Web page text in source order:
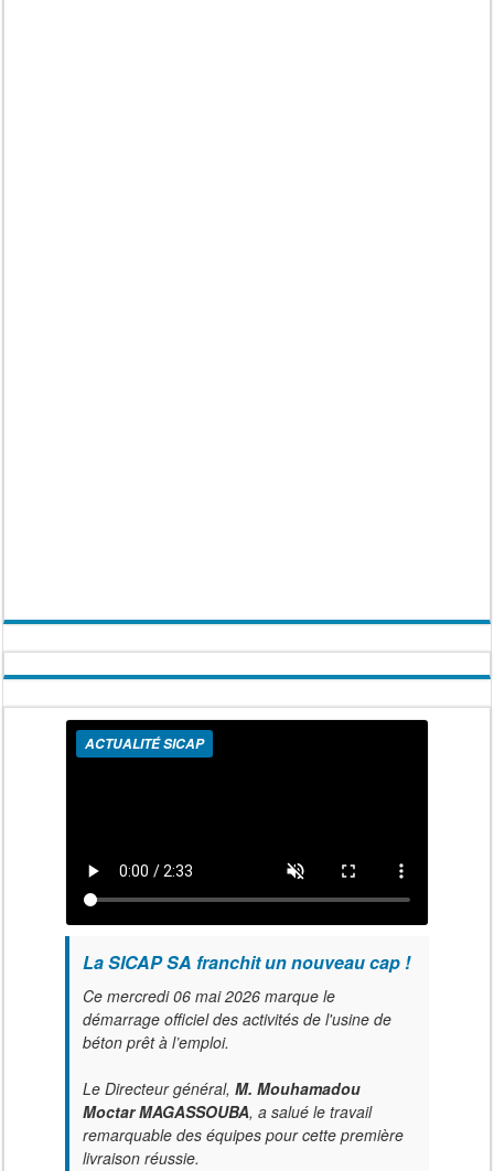
ACTUALITÉ SICAP
La SICAP SA franchit un nouveau cap !
Ce mercredi 06 mai 2026 marque le
démarrage officiel des activités de l'usine de
béton prêt à l’emploi.
Le Directeur général, M. Mouhamadou
Moctar MAGASSOUBA, a salué le travail
remarquable des équipes pour cette première
livraison réussie.